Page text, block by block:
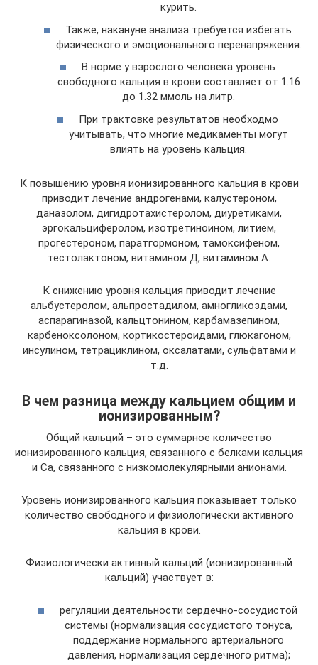
курить.
Также, накануне анализа требуется избегать
физического и эмоционального перенапряжения.
В норме у взрослого человека уровень
свободного кальция в крови составляет от 1.16
до 1.32 ммоль на литр.
При трактовке результатов необходмо
учитывать, что многие медикаменты могут
влиять на уровень кальция.
К повышению уровня ионизированного кальция в крови
приводит лечение андрогенами, калустероном,
даназолом, дигидротахистеролом, диуретиками,
эргокальциферолом, изотретиноином, литием,
прогестероном, паратгормоном, тамоксифеном,
тестолактоном, витамином Д, витамином А.
К снижению уровня кальция приводит лечение
альбустеролом, альпростадилом, амногликоздами,
аспарагиназой, кальцтонином, карбамазепином,
карбеноксолоном, кортикостероидами, глюкагоном,
инсулином, тетрациклином, оксалатами, сульфатами и
т.д.
В чем разница между кальцием общим и
ионизированным?
Общий кальций – это суммарное количество
ионизированного кальция, связанного с белками кальция
и Са, связанного с низкомолекулярными анионами.
Уровень ионизированного кальция показывает только
количество свободного и физиологически активного
кальция в крови.
Физиологически активный кальций (ионизированный
кальций) участвует в:
регуляции деятельности сердечно-сосудистой
системы (нормализация сосудистого тонуса,
поддержание нормального артериального
давления, нормализация сердечного ритма);